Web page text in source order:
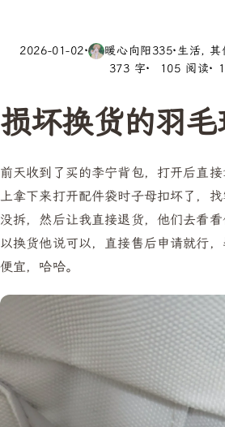
2026-01-02· 暖心向阳335·生活 其
373 字
105 阅读
损坏换货的羽
前天收到了买的李宁背包，打开后直
上拿下来打开配件袋时子母扣坏了，
没拆，然后让我直接退货，他们去看
以换货他说可以，直接售后申请就行，
便宜，哈哈。